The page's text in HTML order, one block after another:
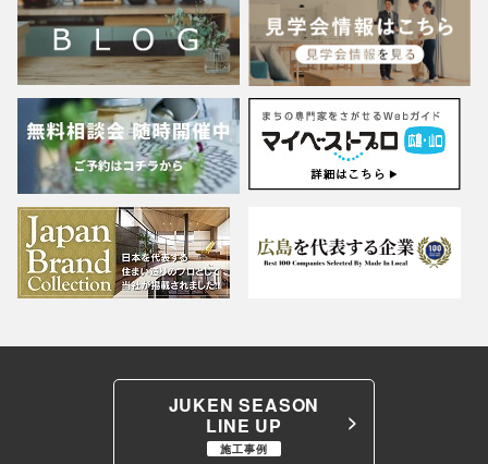
JUKEN SEASON
LINE UP
施工事例